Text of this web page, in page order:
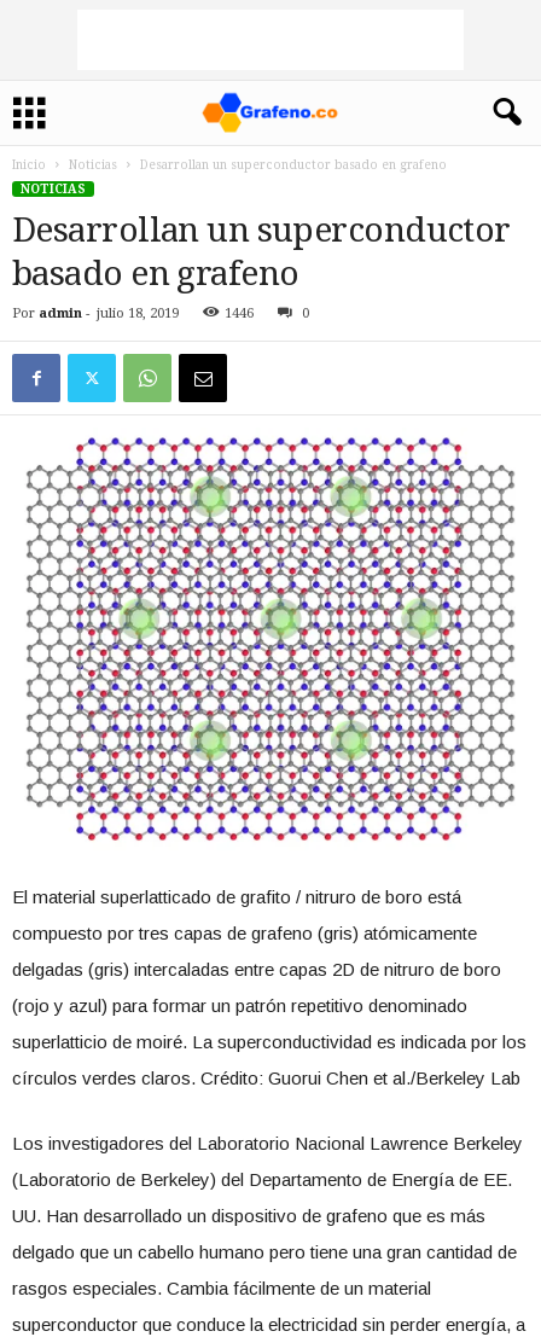
Inicio Noticias
Desarrollan un superconductor basado en grafeno
NOTICIAS
Desarrollan un superconductor
basado en grafeno
Por admin - julio 18, 2019 1446 0
El material superlatticado de grafito / nitruro de boro está
compuesto por tres capas de grafeno (gris) atómicamente
delgadas (gris) intercaladas entre capas 2D de nitruro de boro
(rojo y azul) para formar un patrón repetitivo denominado
superlatticio de moiré. La superconductividad es indicada por los
círculos verdes claros. Crédito: Guorui Chen et al./Berkeley Lab
Los investigadores del Laboratorio Nacional Lawrence Berkeley
(Laboratorio de Berkeley) del Departamento de Energía de EE.
UU. Han desarrollado un dispositivo de grafeno que es más
delgado que un cabello humano pero tiene una gran cantidad de
rasgos especiales. Cambia fácilmente de un material
superconductor que conduce la electricidad sin perder energía, a